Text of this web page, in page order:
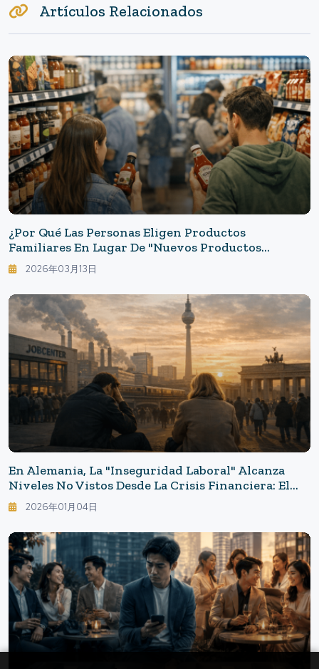
Artículos Relacionados
¿Por Qué Las Personas Eligen Productos
Familiares En Lugar De "nuevos Productos
Prometedores"? : Un Cerebro Que Evita Lo Nuevo,
Un Mercado Que Regresa A Lo Clásico
2026年03月13日
En Alemania, La "inseguridad Laboral" Alcanza
Niveles No Vistos Desde La Crisis Financiera: El
16% Considera Que Su Trabajo Es Inestable, Pero
Hay Razones Por Las Que La Desesperación No Se
Extiende.
2026年01月04日